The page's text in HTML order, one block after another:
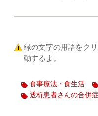
緑の文字の用語をク
動するよ。
食事療法・食生活
透析患者さんの合併症